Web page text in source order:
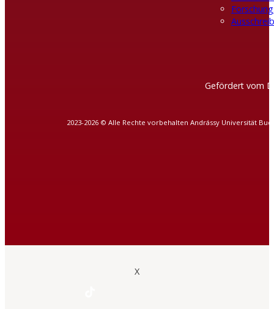
Gefördert vom
2023-2026 © Alle Rechte vorbehalten Andrássy Universität
X